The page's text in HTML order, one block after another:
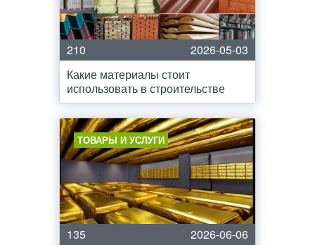
210
2026-05-03
Какие материалы стоит
использовать в строительстве
ТОВАРЫ И УСЛУГИ
135
2026-06-06